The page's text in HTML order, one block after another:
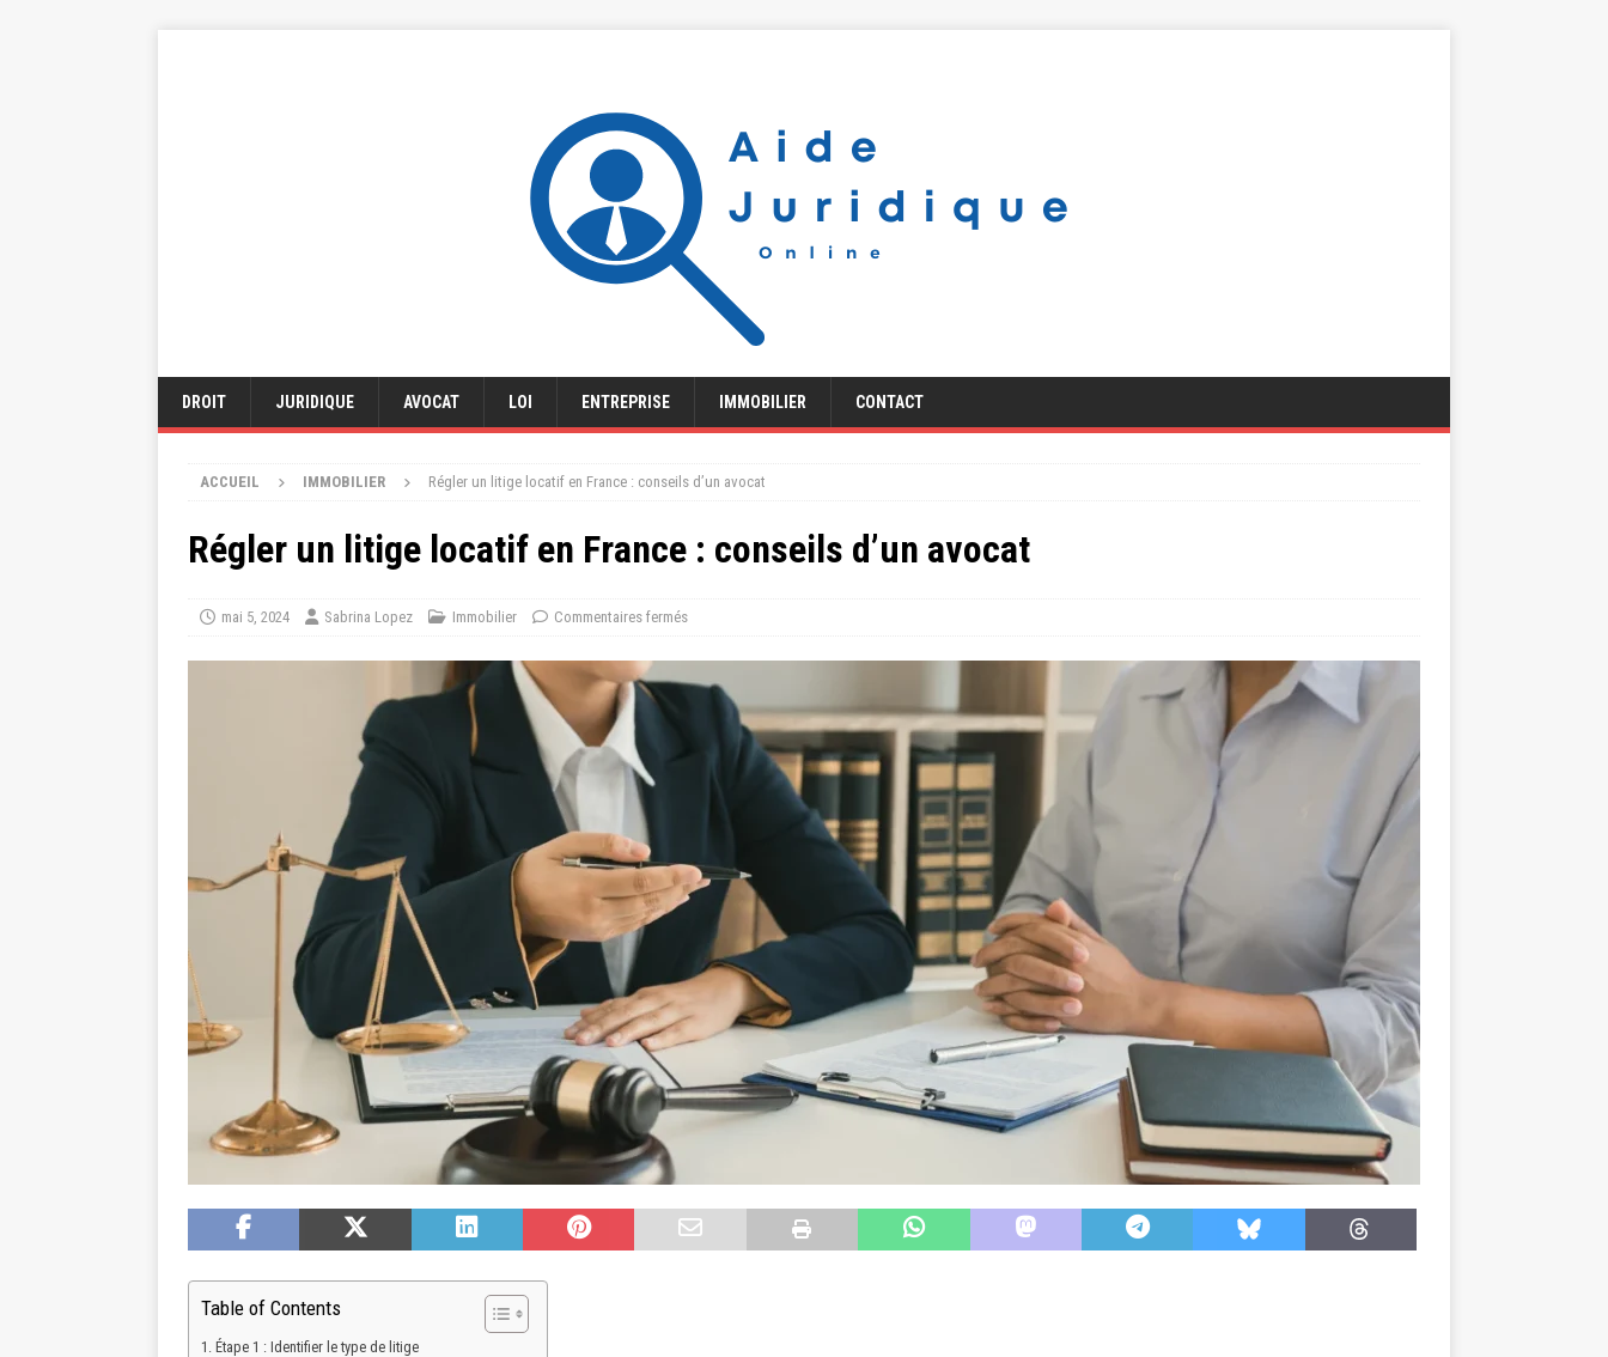
DROIT JURIDIQUE AVOCAT LOI ENTREPRISE IMMOBILIER CONTACT
ACCUEIL IMMOBILIER Régler un litige locatif en France : conseils d’un avocat
Régler un litige locatif en France : conseils d’un avocat
mai 5, 2024 Sabrina Lopez Immobilier Commentaires fermés
Table of Contents
Étape 1 : Identifier le type de litige